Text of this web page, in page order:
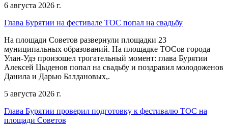
6 августа 2026 г.
Глава Бурятии на фестивале ТОС попал на свадьбу
На площади Советов развернули площадки 23
муниципальных образований. На площадке ТОСов города
Улан-Удэ произошел трогательный момент: глава Бурятии
Алексей Цыденов попал на свадьбу и поздравил молодоженов
Данила и Дарью Балдановых,.
5 августа 2026 г.
Глава Бурятии проверил подготовку к фестивалю ТОС на
площади Советов